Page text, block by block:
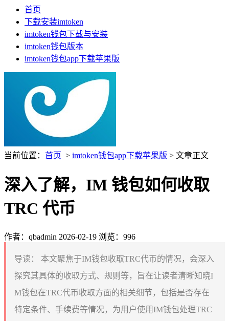
首页
下载安装imtoken
imtoken钱包下载与安装
imtoken钱包版本
imtoken钱包app下载苹果版
当前位置： 首页 > imtoken钱包app下载苹果版 > 文章正文
深入了解，IM 钱包如何收取
TRC 代币
作者：qbadmin 2026-02-19 浏览：996
导读：
本文聚焦于IM钱包收取TRC代币的情况，会深入
探究其具体的收取方式、规则等，旨在让读者清晰知晓I
M钱包在TRC代币收取方面的相关细节，包括是否存在
特定条件、手续费等情况，为用户使用IM钱包处理TRC